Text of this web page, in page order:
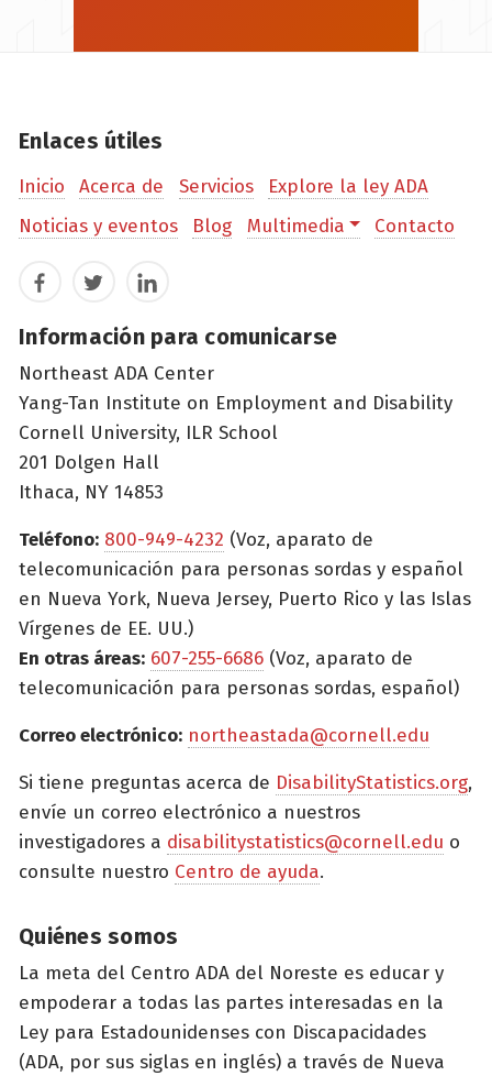
Enlaces útiles
Inicio Acerca de Servicios
Explore la ley ADA
Noticias y eventos
Blog Multimedia Contacto
FacebookTwitterLinkedIn
Información para comunicarse
Northeast ADA Center
Yang-Tan Institute on Employment and Disability
Cornell University, ILR School
201 Dolgen Hall
Ithaca, NY 14853
Teléfono: 800-949-4232 (Voz, aparato de
telecomunicación para personas sordas y español
en Nueva York, Nueva Jersey, Puerto Rico y las Islas
Vírgenes de EE. UU.)
En otras áreas: 607-255-6686 (Voz, aparato de
telecomunicación para personas sordas, español)
Correo electrónico: northeastada@cornell.edu
Si tiene preguntas acerca de DisabilityStatistics.org,
envíe un correo electrónico a nuestros
investigadores a disabilitystatistics@cornell.edu o
consulte nuestro Centro de ayuda.
Quiénes somos
La meta del Centro ADA del Noreste es educar y
empoderar a todas las partes interesadas en la
Ley para Estadounidenses con Discapacidades
(ADA, por sus siglas en inglés) a través de Nueva